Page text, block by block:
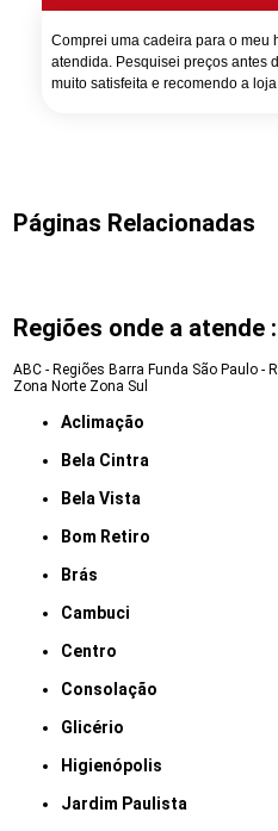
Comprei uma cadeira para o meu
atendida. Pesquisei preços antes
muito satisfeita e recomendo a
Páginas Relacionadas
Regiões onde a atende :
ABC - Regiões Barra Funda São Paulo -
Zona Norte Zona Sul
Aclimação
Bela Cintra
Bela Vista
Bom Retiro
Brás
Cambuci
Centro
Consolação
Glicério
Higienópolis
Jardim Paulista